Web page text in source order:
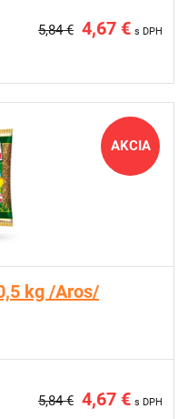
5,84 € 4,67 € s DPH
AKCIA
kg /Aros/
5,84 € 4,67 € s DPH